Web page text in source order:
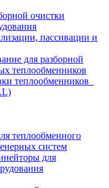
очистки
пассивации и
для разборной
теплообменников
теплообменников
теплообменного
систем
для